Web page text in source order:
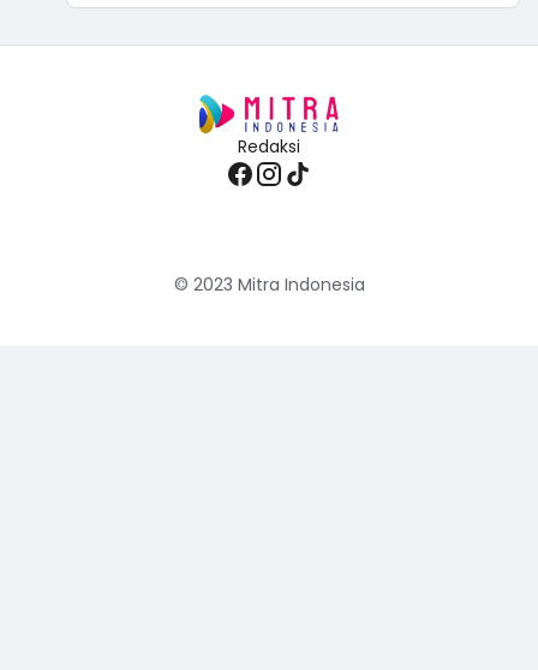
Redaksi
© 2023 Mitra Indonesia